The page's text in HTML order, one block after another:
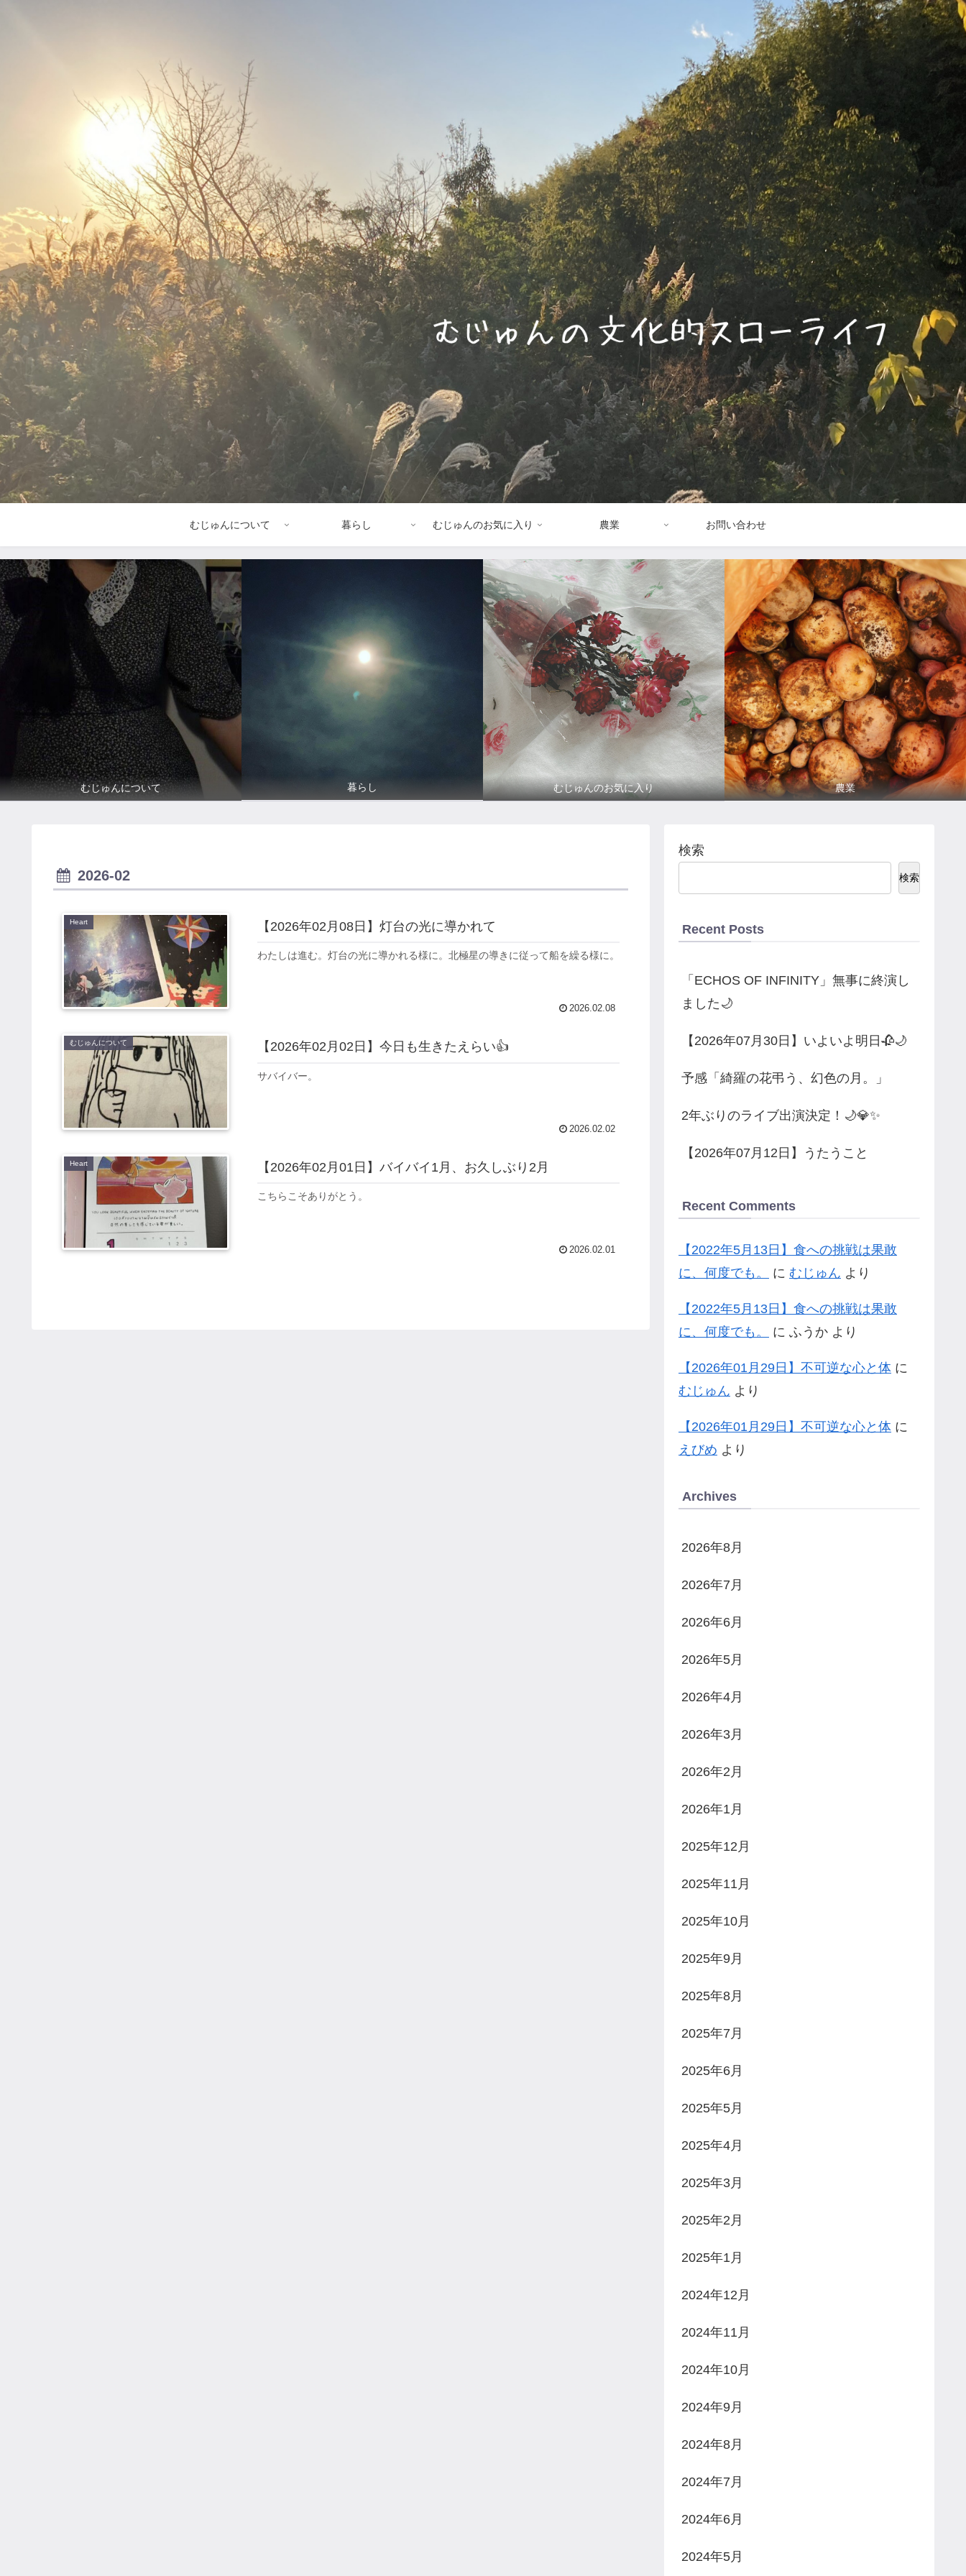
むじゅんについて 暮らし むじゅんのお気に入り 農業 お問い合わせ
むじゅんについて 暮らし むじゅんのお気に入り 農業
2026-02
Heart 【2026年02月08日】灯台の光に導かれて
わたしは進む。灯台の光に導かれる様に。北極星の導きに従って船を繰る様に。
2026.02.08
むじゅんについて 【2026年02月02日】今日も生きたえらい👍
サバイバー。
2026.02.02
Heart 【2026年02月01日】バイバイ1月、お久しぶり2月
こちらこそありがとう。
2026.02.01
検索
検索
Recent Posts
「ECHOS OF INFINITY」無事に終演し
ました🌙
【2026年07月30日】いよいよ明日🥀🌙
予感「綺羅の花弔う、幻色の月。」
2年ぶりのライブ出演決定！🌙💎✨
【2026年07月12日】うたうこと
Recent Comments
【2022年5月13日】食への挑戦は果敢
に、何度でも。
に むじゅん より
【2022年5月13日】食への挑戦は果敢
に、何度でも。
に ふうか より
【2026年01月29日】不可逆な心と体 に
むじゅん より
【2026年01月29日】不可逆な心と体 に
えびめ より
Archives
2026年8月
2026年7月
2026年6月
2026年5月
2026年4月
2026年3月
2026年2月
2026年1月
2025年12月
2025年11月
2025年10月
2025年9月
2025年8月
2025年7月
2025年6月
2025年5月
2025年4月
2025年3月
2025年2月
2025年1月
2024年12月
2024年11月
2024年10月
2024年9月
2024年8月
2024年7月
2024年6月
2024年5月